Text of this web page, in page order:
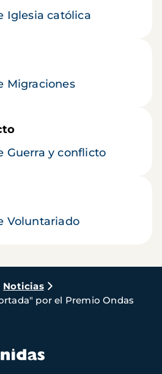
Iglesia católica
Migraciones
Guerra y conflicto
Voluntariado
Noticias
por el Premio Ondas